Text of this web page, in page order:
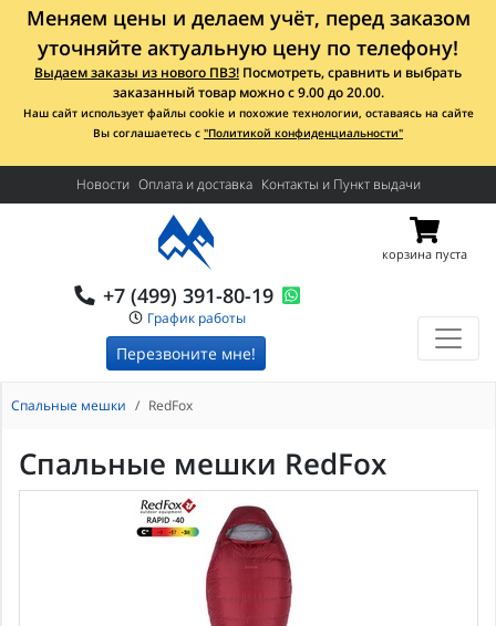
Меняем цены и делаем учёт, перед заказом
уточняйте актуальную цену по телефону!
Выдаем заказы из нового ПВЗ! Посмотреть, сравнить и выбрать
заказанный товар можно с 9.00 до 20.00.
Наш сайт использует файлы cookie и похожие технологии, оставаясь на сайте
Вы соглашаетесь с "Политикой конфиденциальности"
Новости Оплата и доставка Контакты и Пункт выдачи
+7 (499) 391-80-19
График работы
Перезвоните мне!
корзина пуста
Спальные мешки RedFox
Спальные мешки RedFox